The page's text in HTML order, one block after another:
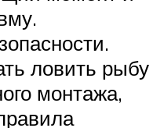
ловить рыбу
монтажа,